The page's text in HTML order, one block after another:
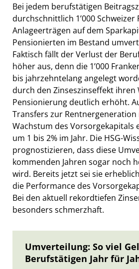
Bei jedem berufstätigen
durchschnittlich 1’000 Schweizer
Anlageerträgen auf dem
Pensionierten im Bestand
Faktisch fällt der Verlust der
höher aus, denn die 1’000
bis jahrzehntelang angelegt
durch den Zinseszinseffekt ihren
Pensionierung deutlich erhöht.
Transfers zur
Wachstum des Vorsorgekapitals
um 1 bis 2% im Jahr. Die HSG-
prognostizieren, dass diese
kommenden Jahren sogar noch
wird. Bereits jetzt sei sie
die Performance des
Bei den aktuell rekordtiefen
besonders schmerzhaft.
Umverteilung: So viel
Berufstätigen Jahr für